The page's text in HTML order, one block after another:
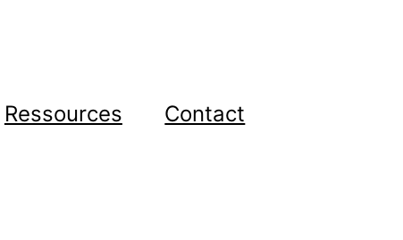
Ressources Contact